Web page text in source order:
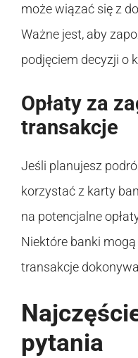
może wiązać się z
Ważne jest, aby
podjęciem decyzji o
Opłaty za
transakcje
Jeśli planujesz
korzystać z karty
na potencjalne
Niektóre banki
transakcje
pytania